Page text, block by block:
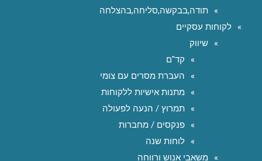
תודה,בבקשה,סליחה,בהצלחה
לקוחות עסקיים
שיווק
קד"ם
העברת מסרים עם צומי
מתנות אישיות ללקוחות
תמרוץ / הנעה לפעולה
פנקסים / מחברות
לוחות שנה
משאבי אנוש ורווחה